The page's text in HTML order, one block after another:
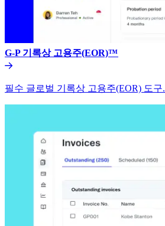
G-P 기록상 고용주(EOR)™​​
필수 글로벌 기록상 고용주(EOR) 도구.​​